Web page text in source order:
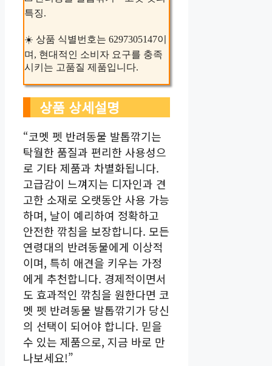
특징.
☀️ 상품 식별번호는 6297305147이
며, 현대적인 소비자 요구를 충족
시키는 고품질 제품입니다.
상품 상세설명
“코멧 펫 반려동물 발톱깎기는
탁월한 품질과 편리한 사용성으
로 기타 제품과 차별화됩니다.
고급감이 느껴지는 디자인과 견
고한 소재로 오랫동안 사용 가능
하며, 날이 예리하여 정확하고
안전한 깎침을 보장합니다. 모든
연령대의 반려동물에게 이상적
이며, 특히 애견을 키우는 가정
에게 추천합니다. 경제적이면서
도 효과적인 깎침을 원한다면 코
멧 펫 반려동물 발톱깎기가 당신
의 선택이 되어야 합니다. 믿을
수 있는 제품으로, 지금 바로 만
나보세요!”